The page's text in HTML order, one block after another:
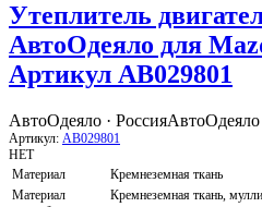
Утеплитель
АвтоОдеяло для
Артикул AB029801
АвтоОдеяло · Россия
Артикул: AB029801
НЕТ
Материал
Кремнеземная ткань
Материал
Кремнеземная ткань,